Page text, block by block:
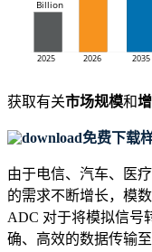
获取有关市场规模和
免费下载
由于电信、汽车、医
的需求不断增长，模
ADC 对于将模拟信号
确、高效的数据传输